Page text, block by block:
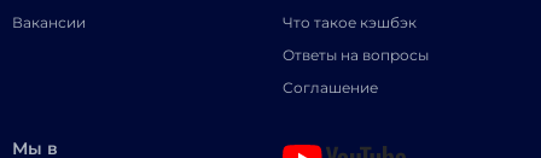
Вакансии
Что такое кэшбэк
Ответы на вопросы
Соглашение
Мы в